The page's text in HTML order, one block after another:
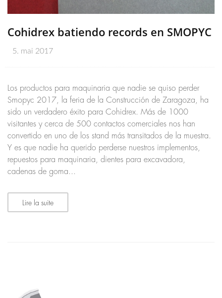
Cohidrex batiendo records en SMOPYC
5. mai 2017
Los productos para maquinaria que nadie se quiso perder
Smopyc 2017, la feria de la Construcción de Zaragoza, ha
sido un verdadero éxito para Cohidrex. Más de 1000
visitantes y cerca de 500 contactos comerciales nos han
convertido en uno de los stand más transitados de la muestra.
Y es que nadie ha querido perderse nuestros implementos,
repuestos para maquinaria, dientes para excavadora,
cadenas de goma...
Lire la suite